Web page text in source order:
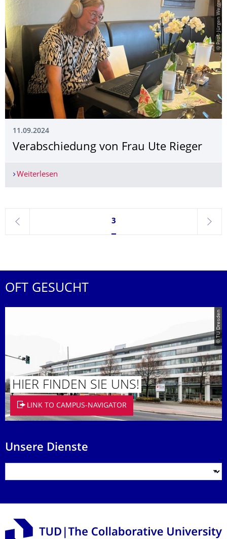
© Prof. Jürgen Wegge
11.09.2024
Verabschiedung von Frau Ute Rieger
Weiterlesen
zurück
Seite 3, aktuell ausgewählt
3
weiter
OFT GESUCHT
© TU Dresden
HIER FINDEN SIE UNS!
LINK TO CAMPUS-NAVIGATOR
Unsere Dienste